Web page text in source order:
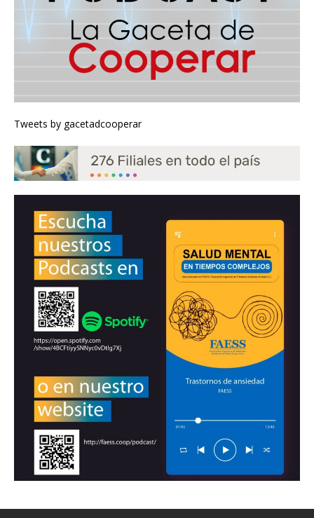
Tweets by gacetadcooperar